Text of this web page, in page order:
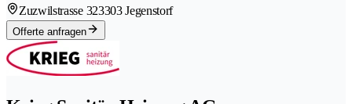
Zuzwilstrasse 323303 Jegenstorf
Offerte anfragen